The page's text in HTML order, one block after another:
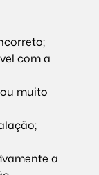
com a
muito
a